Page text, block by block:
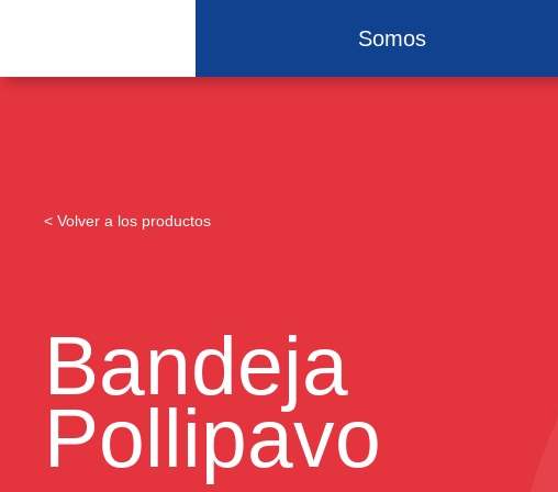
Somos
< Volver a los productos
Bandeja
Pollipavo